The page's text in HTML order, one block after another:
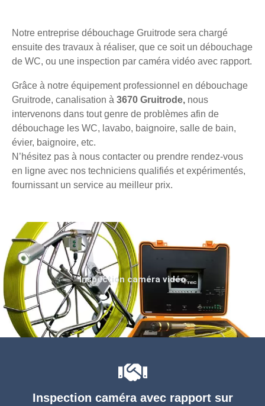
Notre entreprise débouchage Gruitrode sera chargé
ensuite des travaux à réaliser, que ce soit un débouchage
de WC, ou une inspection par caméra vidéo avec rapport.
Grâce à notre équipement professionnel en débouchage
Gruitrode, canalisation à 3670 Gruitrode, nous
intervenons dans tout genre de problèmes afin de
débouchage les WC, lavabo, baignoire, salle de bain,
évier, baignoire, etc.
N’hésitez pas à nous contacter ou prendre rendez-vous
en ligne avec nos techniciens qualifiés et expérimentés,
fournissant un service au meilleur prix.
Inspection caméra avec rapport sur
Inspection caméra vidéo